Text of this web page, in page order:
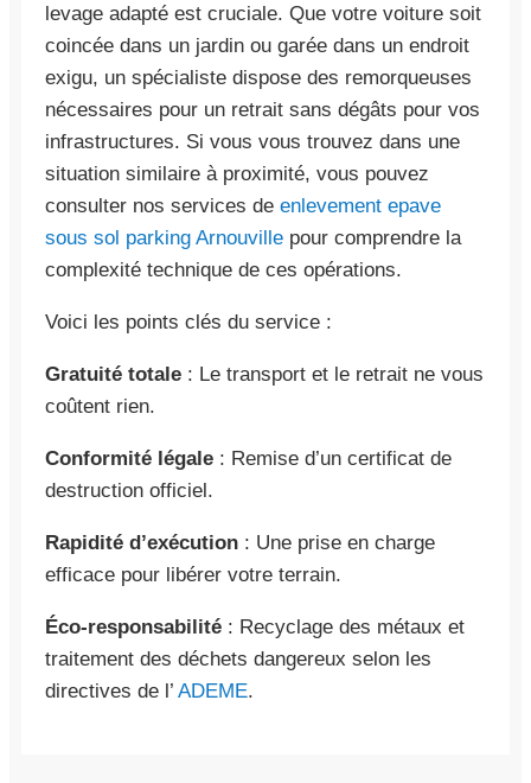
levage adapté est cruciale. Que votre voiture soit
coincée dans un jardin ou garée dans un endroit
exigu, un spécialiste dispose des remorqueuses
nécessaires pour un retrait sans dégâts pour vos
infrastructures. Si vous vous trouvez dans une
situation similaire à proximité, vous pouvez
consulter nos services de enlevement epave
sous sol parking Arnouville pour comprendre la
complexité technique de ces opérations.
Voici les points clés du service :
Gratuité totale : Le transport et le retrait ne vous
coûtent rien.
Conformité légale : Remise d’un certificat de
destruction officiel.
Rapidité d’exécution : Une prise en charge
efficace pour libérer votre terrain.
Éco-responsabilité : Recyclage des métaux et
traitement des déchets dangereux selon les
directives de l’ ADEME.